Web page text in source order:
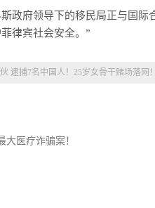
政府领导下的移民局正与国际
律宾社会安全。”
逮捕7名中国人！25岁女骨干赌场落网！
医疗诈骗案！